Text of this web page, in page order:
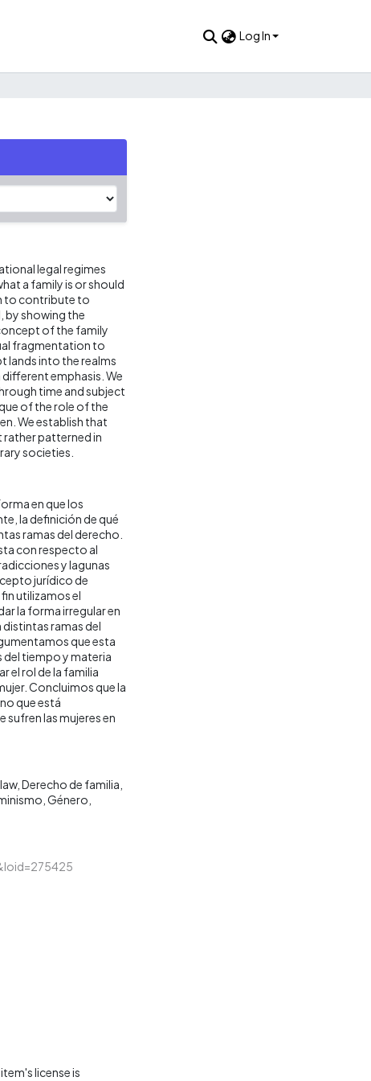
Log In
legal regimes
a family is or should
to contribute to
by showing the
of the family
fragmentation to
lands into the realms
emphasis. We
time and subject
of the role of the
We establish that
patterned in
societies.
en que los
la definición de qué
ramas del derecho.
con respecto al
y lagunas
jurídico de
utilizamos el
la forma irregular en
ramas del
que esta
del tiempo y materia
el rol de la familia
Concluimos que la
que está
las mujeres en
Derecho de familia
Género
license is